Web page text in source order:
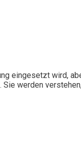
eingesetzt wird,
werden